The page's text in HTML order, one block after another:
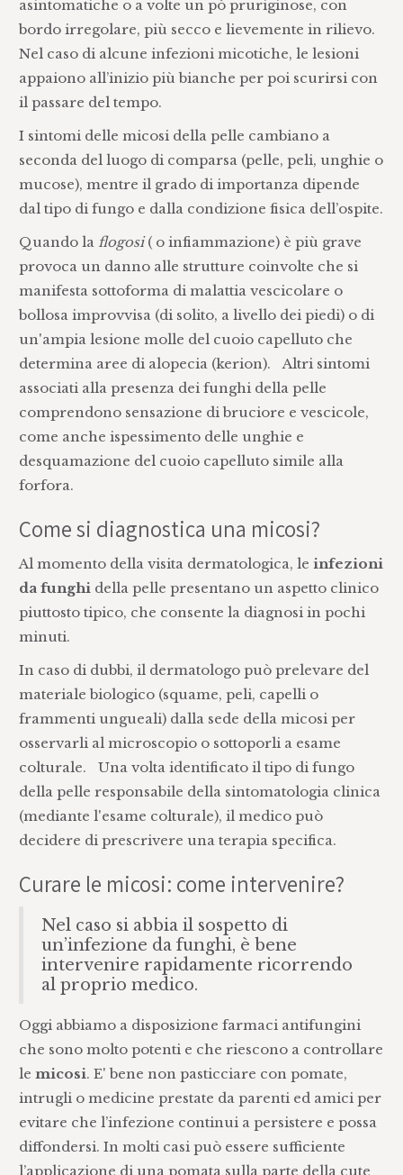
asintomatiche o a volte un pò pruriginose, con
bordo irregolare, più secco e lievemente in rilievo.
Nel caso di alcune infezioni micotiche, le lesioni
appaiono all’inizio più bianche per poi scurirsi con
il passare del tempo.
I sintomi delle micosi della pelle cambiano a
seconda del luogo di comparsa (pelle, peli, unghie o
mucose), mentre il grado di importanza dipende
dal tipo di fungo e dalla condizione fisica dell’ospite.
Quando la flogosi( o infiammazione) è più grave
provoca un danno alle strutture coinvolte che si
manifesta sottoforma di malattia vescicolare o
bollosa improvvisa (di solito, a livello dei piedi) o di
un'ampia lesione molle del cuoio capelluto che
determina aree di alopecia (kerion). Altri sintomi
associati alla presenza dei funghi della pelle
comprendono sensazione di bruciore e vescicole,
come anche ispessimento delle unghie e
desquamazione del cuoio capelluto simile alla
forfora.
Come si diagnostica una micosi?
Al momento della visita dermatologica, leinfezioni
da funghi della pelle presentano un aspetto clinico
piuttosto tipico, che consente la diagnosi in pochi
minuti.
In caso di dubbi, il dermatologo può prelevare del
materiale biologico (squame, peli, capelli o
frammenti ungueali) dalla sede della micosi per
osservarli al microscopio o sottoporli a esame
colturale. Una volta identificato il tipo di fungo
della pelle responsabile della sintomatologia clinica
(mediante l'esame colturale), il medico può
decidere di prescrivere una terapia specifica.
Curare le micosi: come intervenire?
Nel caso si abbia il sospetto di
un’infezione da funghi, è bene
intervenire rapidamente ricorrendo
al proprio medico.
Oggi abbiamo a disposizione farmaci antifungini
che sono molto potenti e che riescono a controllare
lemicosi. E' bene non pasticciare con pomate,
intrugli o medicine prestate da parenti ed amici per
evitare che l’infezione continui a persistere e possa
diffondersi. In molti casi può essere sufficiente
l’applicazione di una pomata sulla parte della cute